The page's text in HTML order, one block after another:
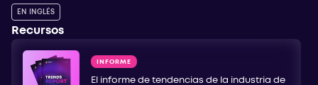
EN INGLÉS
Recursos
INFORME
El informe de tendencias de la industria de